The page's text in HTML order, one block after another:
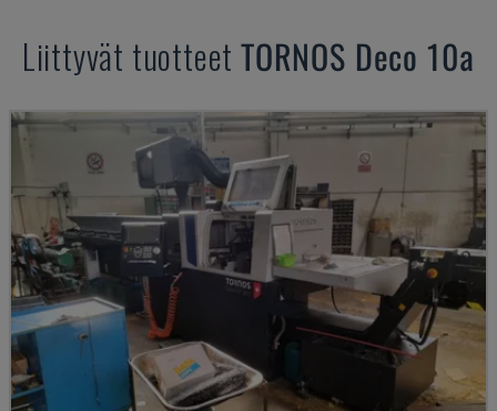
Liittyvät tuotteetTORNOS Deco 10a